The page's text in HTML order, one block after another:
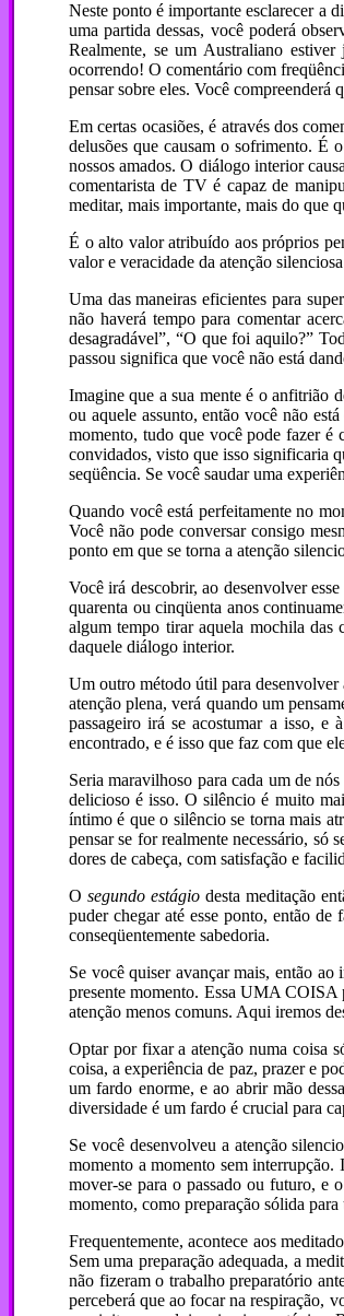
Neste ponto é importante esclarecer a
uma partida dessas, você poderá
Realmente, se um Australiano
ocorrendo! O comentário com
pensar sobre eles. Você compreenderá
Em certas ocasiões, é através dos
delusões que causam o sofrimento. É
nossos amados. O diálogo interior
comentarista de TV é capaz de
meditar, mais importante, mais do que
É o alto valor atribuído aos próprios
valor e veracidade da atenção
Uma das maneiras eficientes para
não haverá tempo para comentar
desagradável”, “O que foi aquilo?”
passou significa que você não está
Imagine que a sua mente é o anfitrião
ou aquele assunto, então você não
momento, tudo que você pode fazer é
convidados, visto que isso significaria
seqüência. Se você saudar uma
Quando você está perfeitamente no
Você não pode conversar consigo
ponto em que se torna a atenção
Você irá descobrir, ao desenvolver
quarenta ou cinqüenta anos
algum tempo tirar aquela mochila das
daquele diálogo interior.
Um outro método útil para desenvolver
atenção plena, verá quando um
passageiro irá se acostumar a isso,
encontrado, e é isso que faz com que
Seria maravilhoso para cada um de
delicioso é isso. O silêncio é muito
íntimo é que o silêncio se torna mais
pensar se for realmente necessário, só
dores de cabeça, com satisfação e
O segundo estágiodesta meditação
puder chegar até esse ponto, então
conseqüentemente sabedoria.
Se você quiser avançar mais, então
presente momento. Essa UMA COISA
atenção menos comuns. Aqui iremos
Optar por fixar a atenção numa coisa
coisa, a experiência de paz, prazer e
um fardo enorme, e ao abrir mão
diversidade é um fardo é crucial para
Se você desenvolveu a atenção
momento a momento sem interrupção.
mover-se para o passado ou futuro, e
momento, como preparação sólida
Frequentemente, acontece aos
Sem uma preparação adequada, a
não fizeram o trabalho preparatório
perceberá que ao focar na respiração,